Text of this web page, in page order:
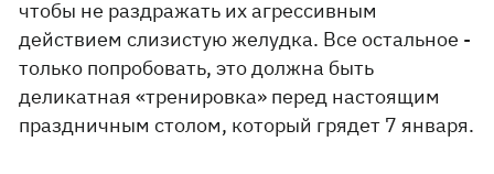
чтобы не раздражать их агрессивным
действием слизистую желудка. Все остальное -
только попробовать, это должна быть
деликатная «тренировка» перед настоящим
праздничным столом, который грядет 7 января.